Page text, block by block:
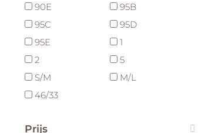
90E
95B
95C
95D
95E
1
2
5
S/M
M/L
46/33
Prijs